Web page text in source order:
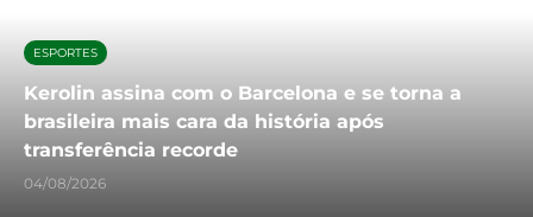
ESPORTES
Kerolin assina com o Barcelona e se torna a
brasileira mais cara da história após
transferência recorde
04/08/2026